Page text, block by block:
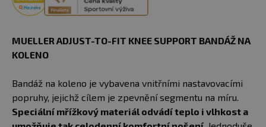
MUELLER ADJUST-TO-FIT KNEE SUPPORT BANDÁŽ NA
KOLENO
Bandáž na koleno je vybavena vnitřními nastavovacími
popruhy, jejichž cílem je zpevnění segmentu na míru.
Speciální mřížkový materiál odvádí teplo i vlhkost a